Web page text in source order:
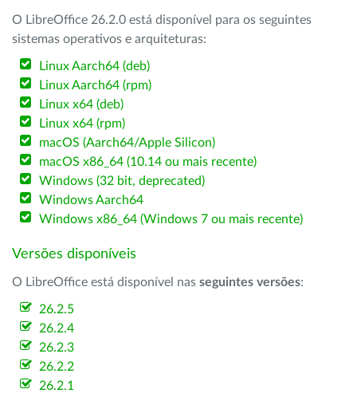
O LibreOffice 26.2.0 está disponível para os seguintes
sistemas operativos e arquiteturas:
Linux Aarch64 (deb)
Linux Aarch64 (rpm)
Linux x64 (deb)
Linux x64 (rpm)
macOS (Aarch64/Apple Silicon)
macOS x86_64 (10.14 ou mais recente)
Windows (32 bit, deprecated)
Windows Aarch64
Windows x86_64 (Windows 7 ou mais recente)
Versões disponíveis
O LibreOffice está disponível nas seguintes versões:
26.2.5
26.2.4
26.2.3
26.2.2
26.2.1